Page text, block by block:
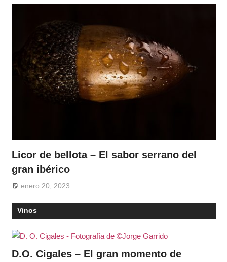
Licor de bellota – El sabor serrano del
gran ibérico
enero 20, 2023
Vinos
D.O. Cigales – El gran momento de